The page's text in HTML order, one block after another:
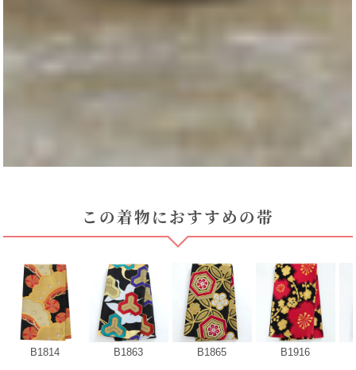
この着物におすすめの帯
B1814 B1863 B1865 B1916